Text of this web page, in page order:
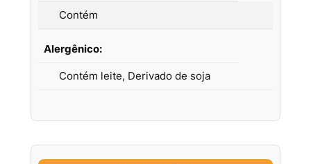
Contém
Alergênico:
Contém leite, Derivado de soja